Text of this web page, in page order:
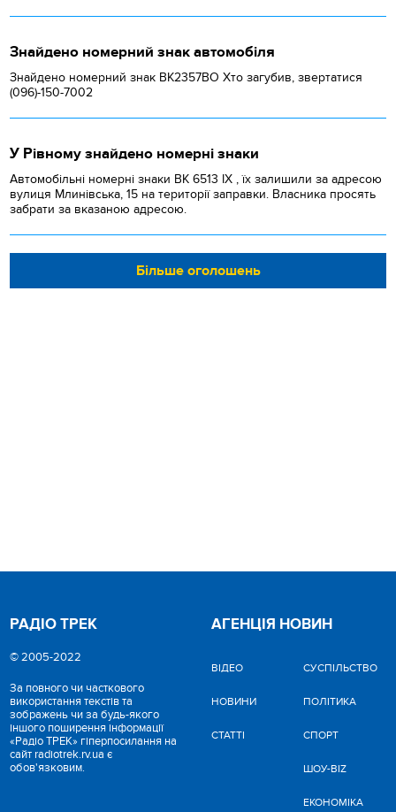
Знайдено номерний знак автомобіля
Знайдено номерний знак ВК2357ВО Хто загубив, звертатися
(096)-150-7002
У Рівному знайдено номерні знаки
Автомобільні номерні знаки BK 6513 IX , їх залишили за адресою
вулиця Млинівська, 15 на території заправки. Власника просять
забрати за вказаною адресою.
Більше оголошень
РАДІО ТРЕК
© 2005-2022
За повного чи часткового
використання текстів та
зображень чи за будь-якого
іншого поширення інформації
«Радіо ТРЕК» гіперпосилання на
сайт radiotrek.rv.ua є
обов'язковим.
АГЕНЦІЯ НОВИН
ВІДЕО
НОВИНИ
СТАТТІ
CУСПІЛЬСТВО
ПОЛІТИКА
СПОРТ
ШОУ-BIZ
ЕКОНОМІКА